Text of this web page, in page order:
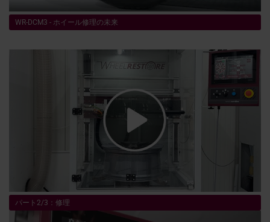
WR-DCM3 - ホイール修理の未来
パート2/3：修理